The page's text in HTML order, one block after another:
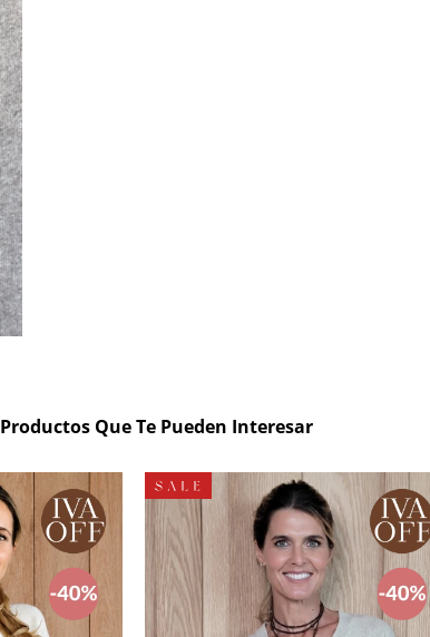
Productos Que Te Pueden Interesar